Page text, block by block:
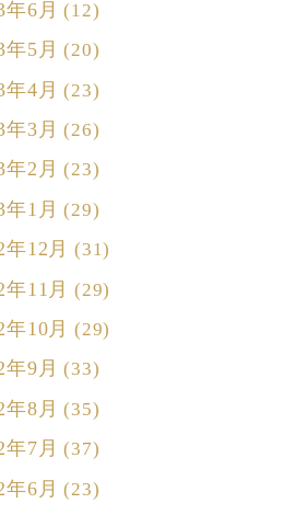
年6月 (12)
年5月 (20)
年4月 (23)
年3月 (26)
年2月 (23)
年1月 (29)
年12月 (31)
年11月 (29)
年10月 (29)
年9月 (33)
年8月 (35)
年7月 (37)
年6月 (23)